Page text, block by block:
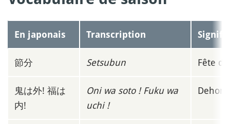
En japonais Transcription
節分 Setsubun Fête
鬼は外! 福は
内!
Oni wa soto ! Fuku wa
uchi !